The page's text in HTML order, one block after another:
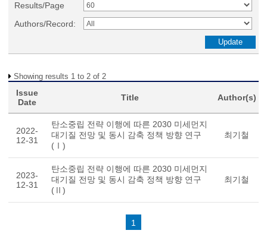
Results/Page
Authors/Record:
Showing results 1 to 2 of 2
Issue
Date
Title Author(s)
2022-
12-31
탄소중립 전략 이행에 따른 2030 미세먼지
대기질 전망 및 동시 감축 정책 방향 연구
(Ⅰ)
최기철
2023-
12-31
탄소중립 전략 이행에 따른 2030 미세먼지
대기질 전망 및 동시 감축 정책 방향 연구
(Ⅱ)
최기철
1